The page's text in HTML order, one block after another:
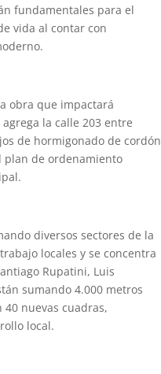
fundamentales para el
vida al contar con
obra que impactará
la calle 203 entre
de hormigonado de cordón
plan de ordenamiento
diversos sectores de la
locales y se concentra
Rupatini, Luis
sumando 4.000 metros
nuevas cuadras,
local.